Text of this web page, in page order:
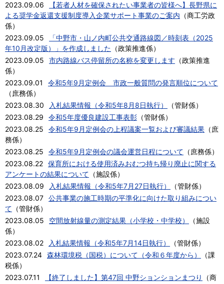
2023.09.06
【若者人材を確保されたい事業者の皆様へ】長野県に
よる奨学⾦返還⽀援制度導入企業サポート事業のご案内 （商工労政
係）
2023.09.05
「中野市・山ノ内町公共交通路線図／時刻表（2025
年10月改定版）」を作成しました （政策推進係）
2023.09.05
市内路線バス停留所の名称を変更します （政策推進
係）
2023.09.01
令和5年9月定例会 市政一般質問の発言順位について
（ 庶務係）
2023.08.30
入札結果情報（令和5年8月8日執行） （管財係）
2023.08.29
令和5年度優良建設工事表彰 （管財係）
2023.08.25
令和5年9月定例会の上程議案一覧および審議結果 （ 庶
務係）
2023.08.25
令和5年9月定例会の議会運営日程について （ 庶務係）
2023.08.22 保育所における使用済みおむつ持ち帰り廃止に関する
アンケートの結果について （施設係）
2023.08.09
入札結果情報（令和5年7月27日執行） （管財係）
2023.08.07 公共事業の施工時期の平準化に向けた取り組みについ
て （管財係）
2023.08.05
空間放射線量の測定結果（小学校・中学校） （施設
係）
2023.08.02
入札結果情報（令和5年7月14日執行） （管財係）
2023.07.24 森林環境税（国税）について（令和６年度から） （課
税係）
2023.07.11
【終了しました】第47回 中野ションションまつり （商